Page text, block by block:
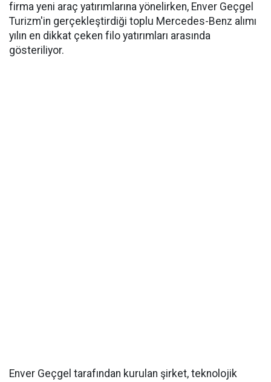
firma yeni araç yatırımlarına yönelirken, Enver Geçgel
Turizm'in gerçekleştirdiği toplu Mercedes-Benz alımı
yılın en dikkat çeken filo yatırımları arasında
gösteriliyor.
Enver Geçgel tarafından kurulan şirket, teknolojik